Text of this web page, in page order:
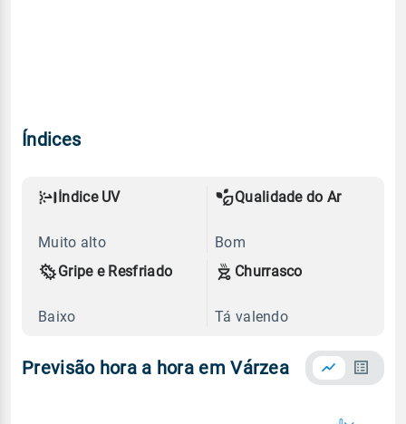
Índices
Índice UV
Muito alto
Qualidade do Ar
Bom
Gripe e Resfriado
Baixo
Churrasco
Tá valendo
Previsão hora a hora em Várzea